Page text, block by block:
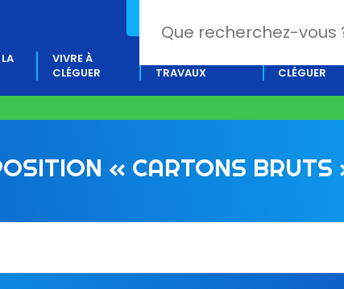
VIVRE À
CLÉGUER
TRAVAUX
CLÉGUER
« CARTONS BRUTS